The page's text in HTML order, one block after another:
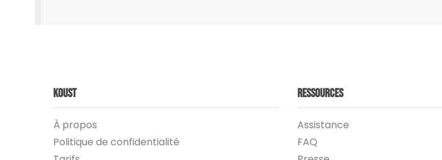
Koust
À propos
Politique de confidentialité
Ressources
Assistance
FAQ